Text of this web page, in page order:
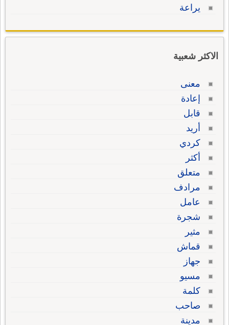
يراعة
الاكثر شعبية
معنى
إعادة
قابل
أريد
كردي
أكثر
متعلق
مرادف
عامل
شجرة
مثير
قماش
جهاز
مسيو
كلمة
صاحب
مدينة